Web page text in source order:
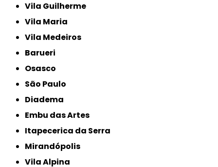
Vila Guilherme
Vila Maria
Vila Medeiros
Barueri
Osasco
São Paulo
Diadema
Embu das Artes
Itapecerica da Serra
Mirandópolis
Vila Alpina